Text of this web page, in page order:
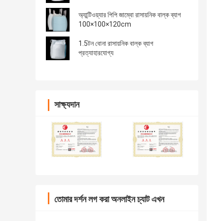
অ্যান্টিওয়্যার পিপি জাম্বো রাসায়নিক বাল্ক ব্যাগ
100×100×120cm
1.5টন বোনা রাসায়নিক বাল্ক ব্যাগ
প্রত্যাহারযোগ্য
সাক্ষ্যদান
তোমার দর্শন লগ করা অনলাইন চ্যাট এখন